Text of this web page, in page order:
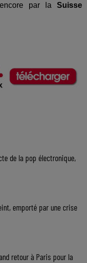
par laSuisse
de la pop électronique,
emporté par une crise
retour à Paris pour la